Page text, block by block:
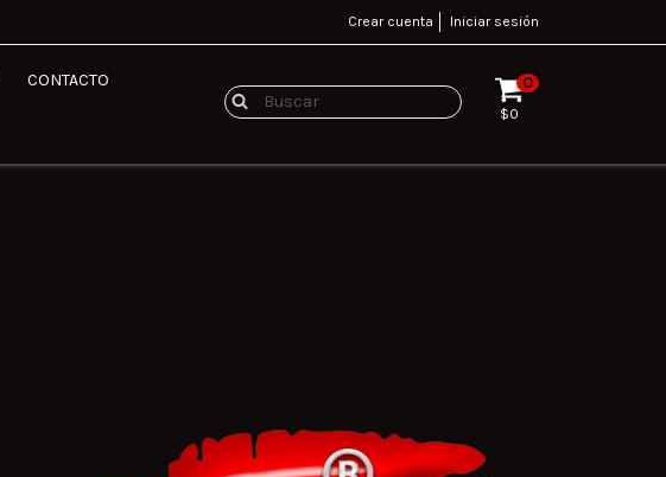
Crear cuenta Iniciar sesión
CONTACTO 0
$0